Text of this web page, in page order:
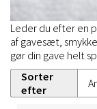
Leder du efter en
af gavesæt,
gør din gave helt
Sorter
efter